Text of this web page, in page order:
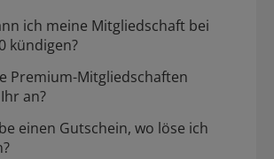
ich meine Mitgliedschaft bei
kündigen?
Premium-Mitgliedschaften
an?
einen Gutschein, wo löse ich